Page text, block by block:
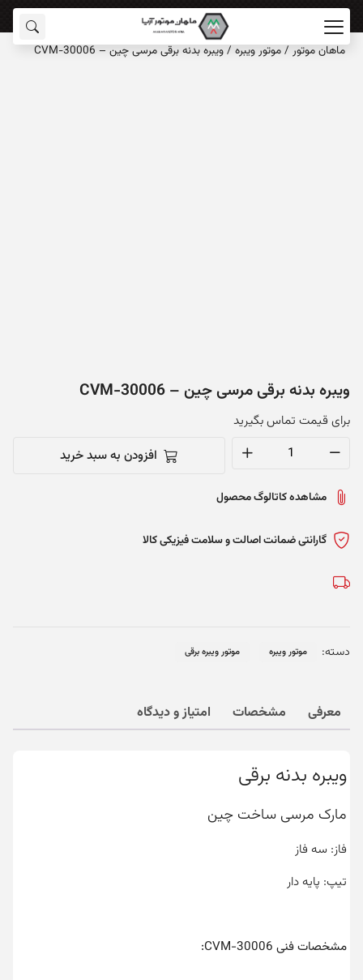
ماهان‌ موتور /موتور ویبره/ویبره بدنه برقی مرسی چین – CVM-30006
ویبره بدنه برقی مرسی چین – CVM-30006
برای قیمت تماس بگیرید
برقی
چین
CVM-
افزودن به سبد خرید
مشاهده کاتالوگ محصول
گارانتی ضمانت اصالت و سلامت فیزیکی کالا
دسته: موتور ویبره موتور ویبره برقی
معرفی مشخصات امتیاز و دیدگاه
ویبره بدنه برقی
مارک مرسی ساخت چین
فاز: سه فاز
تیپ: پایه دار
مشخصات فنی CVM-30006: